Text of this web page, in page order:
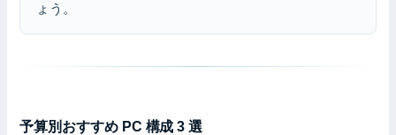
ょう。
予算別おすすめ PC 構成 3 選